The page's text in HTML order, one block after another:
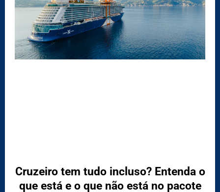
Cruzeiro tem tudo incluso? Entenda o
que está e o que não está no pacote